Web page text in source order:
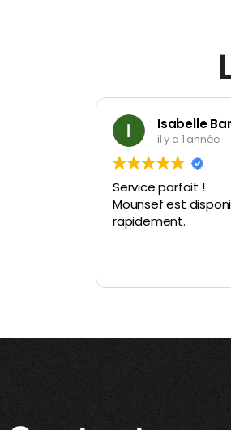
Domaine A
il y a 1 année
Tout simplement
ponctuel , courtois
incroyable (patient